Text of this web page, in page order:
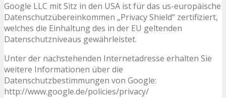
Google LLC mit Sitz in den USA ist für das us-europäische
Datenschutzübereinkommen „Privacy Shield“ zertifiziert,
welches die Einhaltung des in der EU geltenden
Datenschutzniveaus gewährleistet.
Unter der nachstehenden Internetadresse erhalten Sie
weitere Informationen über die
Datenschutzbestimmungen von Google:
http://www.google.de/policies/privacy/